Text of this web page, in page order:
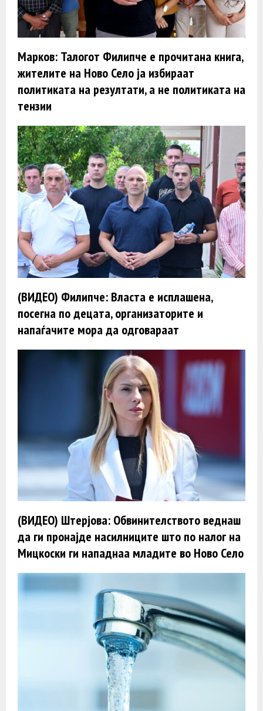
Марков: Талогот Филипче е прочитана книга,
жителите на Ново Село ја избираат
политиката на резултати, а не политиката на
тензии
(ВИДЕО) Филипче: Власта е исплашена,
посегна по децата, организаторите и
напаѓачите мора да одговараат
(ВИДЕО) Штерјова: Обвинителството веднаш
да ги пронајде насилниците што по налог на
Мицкоски ги нападнаа младите во Ново Село